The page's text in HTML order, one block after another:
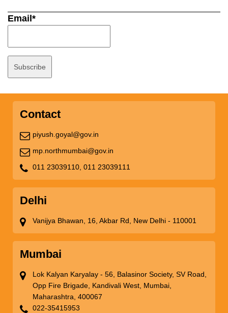
Email*
Contact
piyush.goyal@gov.in
mp.northmumbai@gov.in
011 23039110, 011 23039111
Delhi
Vanijya Bhawan, 16, Akbar Rd, New Delhi - 110001
Mumbai
Lok Kalyan Karyalay - 56, Balasinor Society, SV Road,
Opp Fire Brigade, Kandivali West, Mumbai,
Maharashtra, 400067
022-35415953